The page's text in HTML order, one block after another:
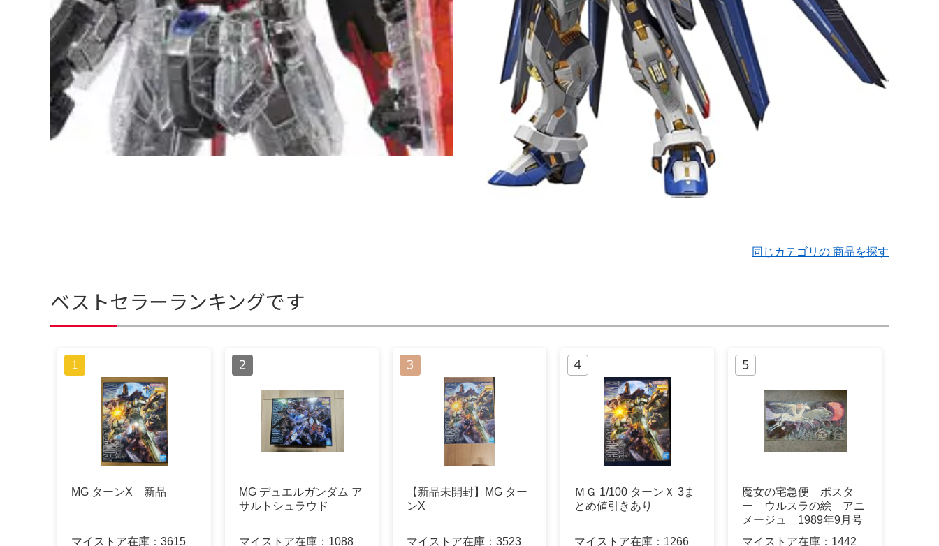
同じカテゴリの 商品を探す
ベストセラーランキングです
MG ターンX 新品
マイストア在庫： 3615
MG デュエルガンダム ア
サルトシュラウド
マイストア在庫： 1088
【新品未開封】MG ター
ンX
マイストア在庫： 3523
ＭＧ 1/100 ターンＸ 3ま
とめ値引きあり
マイストア在庫： 1266
魔女の宅急便 ポスタ
ー ウルスラの絵 アニ
メージュ 1989年9月号
マイストア在庫： 1442